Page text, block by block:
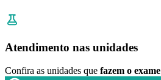
Atendimento nas unidades
Confira as unidades que fazem o exame